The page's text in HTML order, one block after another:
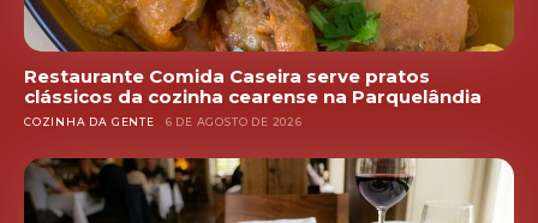
Restaurante Comida Caseira serve pratos
clássicos da cozinha cearense na Parquelândia
COZINHA DA GENTE 6 DE AGOSTO DE 2026